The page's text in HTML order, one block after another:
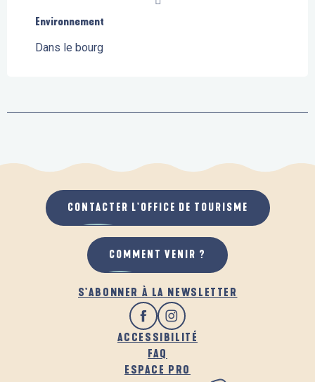
Environnement
Environnement
Dans le bourg
S'ABONNER À LA NEWSLETTER
ACCESSIBILITÉ
FAQ
ESPACE PRO
CONTACTER L'OFFICE DE TOURISME
COMMENT VENIR ?